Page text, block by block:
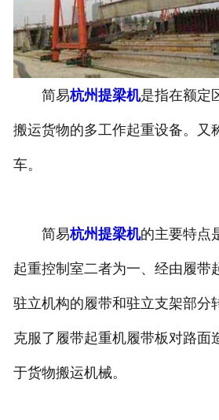
杭州提
杭州架
杭州垃
杭州洁
简易杭州提梁机是指在额定
搬运货物的多工作起重设备。又
车。
简易杭州提梁机的主要特点
起重控制室二者为一、经由履带
驻立机构的履带和驻立支架部分
克服了履带起重机履带板对路面
于货物搬运机械。